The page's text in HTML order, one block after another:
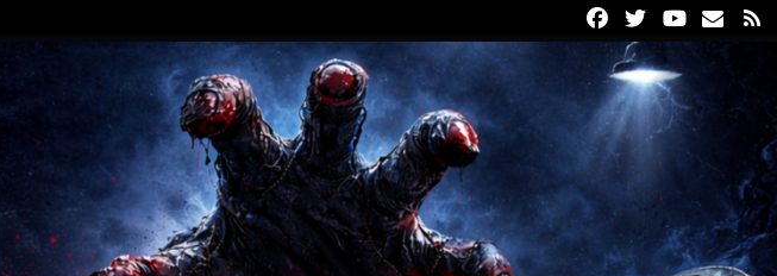
FacebookTwitterYoutube
Email